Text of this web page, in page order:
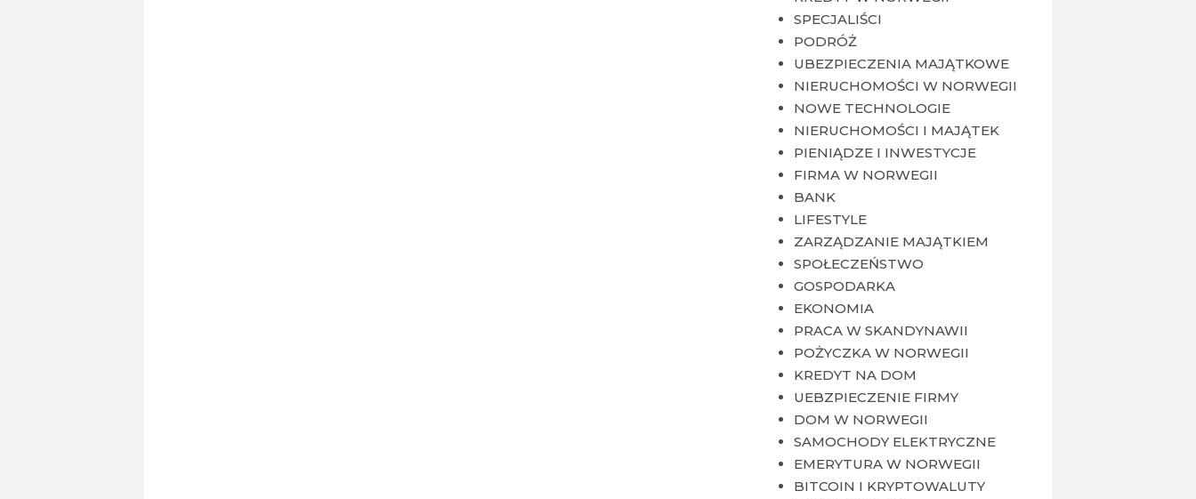
SPECJALIŚCI
PODRÓŻ
UBEZPIECZENIA MAJĄTKOWE
NIERUCHOMOŚCI W NORWEGII
NOWE TECHNOLOGIE
NIERUCHOMOŚCI I MAJĄTEK
PIENIĄDZE I INWESTYCJE
FIRMA W NORWEGII
BANK
LIFESTYLE
ZARZĄDZANIE MAJĄTKIEM
SPOŁECZEŃSTWO
GOSPODARKA
EKONOMIA
PRACA W SKANDYNAWII
POŻYCZKA W NORWEGII
KREDYT NA DOM
UEBZPIECZENIE FIRMY
DOM W NORWEGII
SAMOCHODY ELEKTRYCZNE
EMERYTURA W NORWEGII
BITCOIN I KRYPTOWALUTY